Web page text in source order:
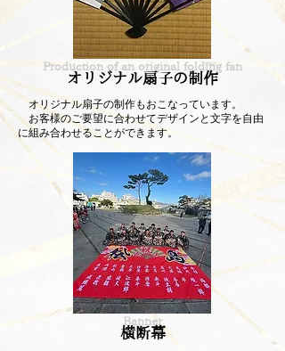
Production of an original folding fan
オリジナル扇子の制作
オリジナル扇子の制作もおこなっています。
お客様のご要望に合わせてデザインと文字を自由
に組み合わせることができます。
Banner
横断幕